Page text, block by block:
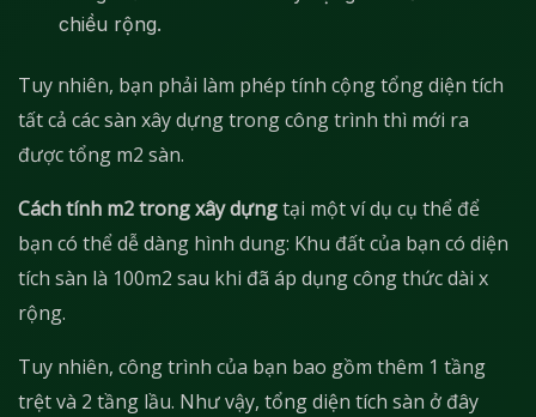
chiều rộng.
Tuy nhiên, bạn phải làm phép tính cộng tổng diện tích
tất cả các sàn xây dựng trong công trình thì mới ra
được tổng m2 sàn.
Cách tính m2 trong xây dựngtại một ví dụ cụ thể để
bạn có thể dễ dàng hình dung: Khu đất của bạn có diện
tích sàn là 100m2 sau khi đã áp dụng công thức dài x
rộng.
Tuy nhiên, công trình của bạn bao gồm thêm 1 tầng
trệt và 2 tầng lầu. Như vậy, tổng diện tích sàn ở đây